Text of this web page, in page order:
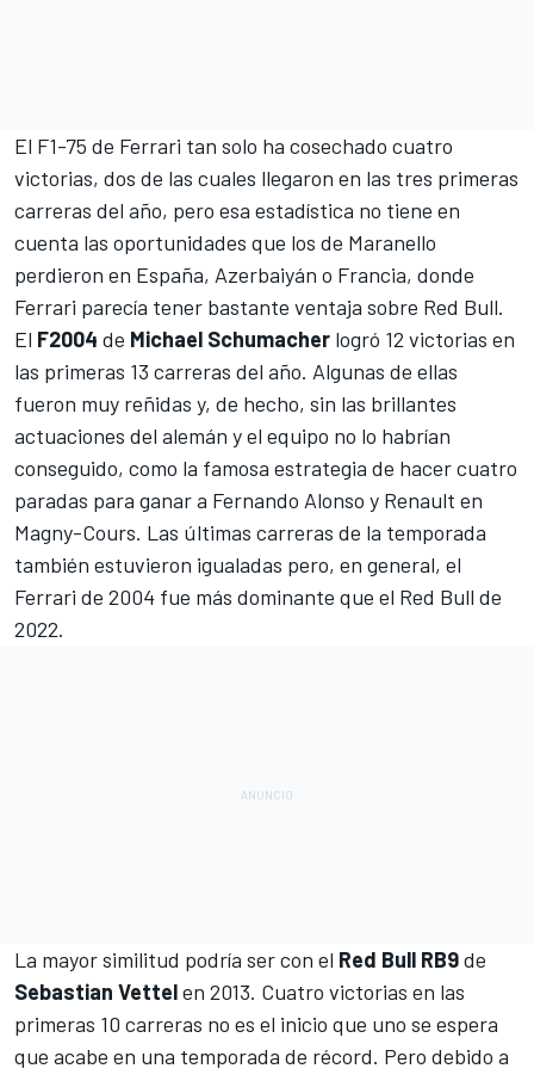
El F1-75 de Ferrari tan solo ha cosechado cuatro
victorias, dos de las cuales llegaron en las tres primeras
carreras del año, pero esa estadística no tiene en
cuenta las oportunidades que los de Maranello
perdieron en España, Azerbaiyán o Francia, donde
Ferrari parecía tener bastante ventaja sobre Red Bull.
El F2004 de Michael Schumacher logró 12 victorias en
las primeras 13 carreras del año. Algunas de ellas
fueron muy reñidas y, de hecho, sin las brillantes
actuaciones del alemán y el equipo no lo habrían
conseguido, como la famosa estrategia de hacer cuatro
paradas para ganar a Fernando Alonso y Renault en
Magny-Cours. Las últimas carreras de la temporada
también estuvieron igualadas pero, en general, el
Ferrari de 2004 fue más dominante que el Red Bull de
2022.
La mayor similitud podría ser con el Red Bull RB9de
Sebastian Vettelen 2013. Cuatro victorias en las
primeras 10 carreras no es el inicio que uno se espera
que acabe en una temporada de récord. Pero debido a